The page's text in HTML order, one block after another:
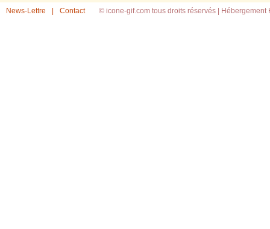
News-Lettre Contact © icone-gif.com tous droits réservés | Hébergement